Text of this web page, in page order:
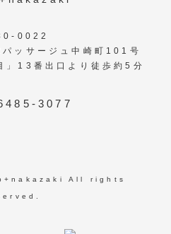
0022
ッサージュ中崎町101号
」13番出口より徒歩約5分
3077
All rights